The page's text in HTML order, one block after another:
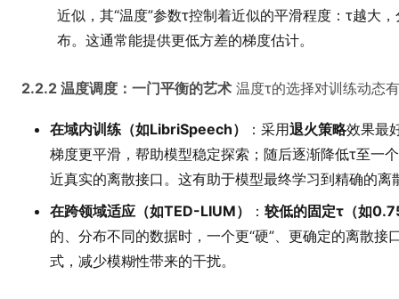
近似，其“温度”参数τ控制着近似的平滑程度：τ越大
布。这通常能提供更低方差的梯度估计。
2.2.2 温度调度：一门平衡的艺术 温度τ的选择对训练动态
在域内训练（如LibriSpeech） ：采用退火策略效果最
梯度更平滑，帮助模型稳定探索；随后逐渐降低τ至一
近真实的离散接口。这有助于模型最终学习到精确的离
在跨领域适应（如TED-LIUM）
： 较低的固定τ（如
的、分布不同的数据时，一个更“硬”、更确定的离散
式，减少模糊性带来的干扰。